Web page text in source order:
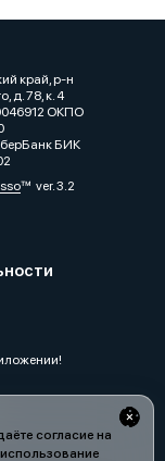
согласие на
край, р-н
д. 78, к. 4
ОКПО
БИК
ver. 3.2